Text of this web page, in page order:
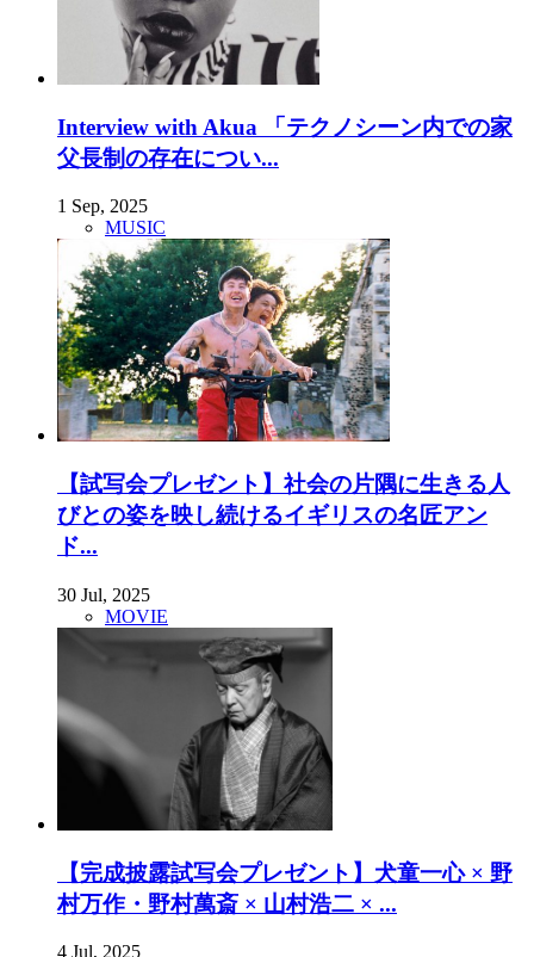
Interview with Akua 「テクノシーン内での家
父長制の存在につい...
1 Sep, 2025
MUSIC
【試写会プレゼント】社会の片隅に生きる人
びとの姿を映し続けるイギリスの名匠アン
ド...
30 Jul, 2025
MOVIE
【完成披露試写会プレゼント】犬童一心 × 野
村万作・野村萬斎 × 山村浩二 × ...
4 Jul, 2025